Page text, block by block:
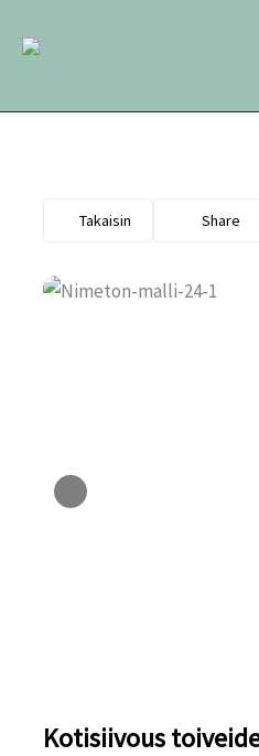
sisältöön
Takaisin Share
Kotisiivous